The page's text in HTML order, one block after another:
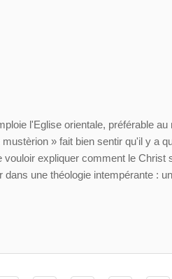
l'Eglise orientale, préférable
» fait bien sentir qu'il y a
expliquer comment le Christ
une théologie intempérante :